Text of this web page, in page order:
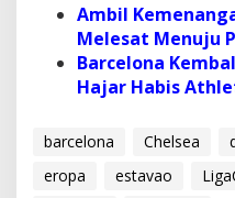
Ambil
Melesat Menuju
Barcelona
Hajar Habis
barcelona Chelsea
eropa
estavao